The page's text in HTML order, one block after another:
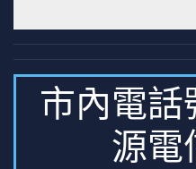
市內電話
源電